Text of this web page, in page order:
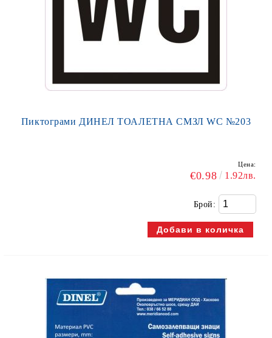
Пиктограми ДИНЕЛ ТОАЛЕТНА СМЗЛ WC №203
Цена:
€0.98 1.92лв.
Брой: